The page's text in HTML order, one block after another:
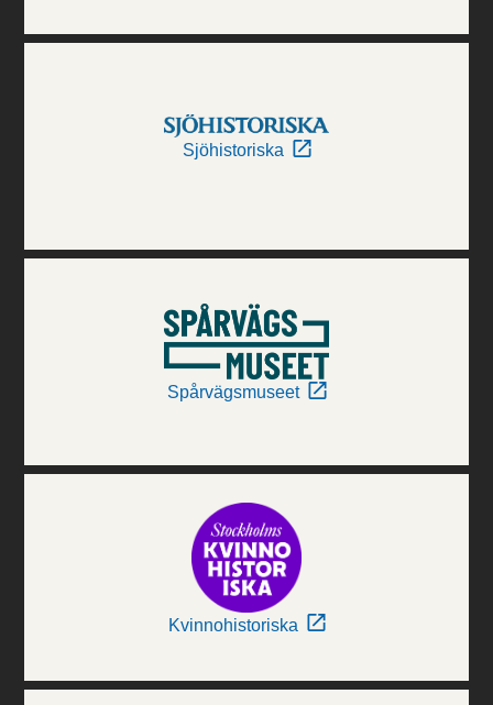
Sjöhistoriska
Spårvägsmuseet
Kvinnohistoriska